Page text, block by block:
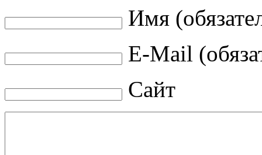
Имя
E-Mail
Сайт